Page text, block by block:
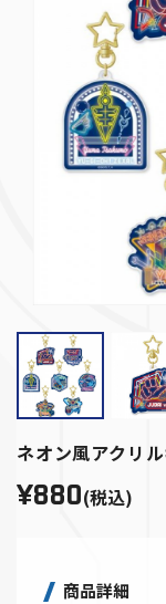
ネオン風アクリ
¥880(税込)
商品詳細